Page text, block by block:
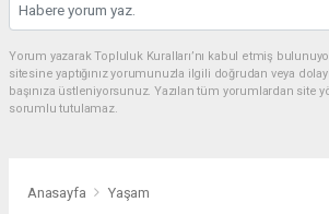
Yorum yazarak Topluluk Kuralları’nı kabul etmiş
sitesine yaptığınız yorumunuzla ilgili doğrudan veya
başınıza üstleniyorsunuz. Yazılan tüm yorumlardan site
sorumlu tutulamaz.
Anasayfa Yaşam